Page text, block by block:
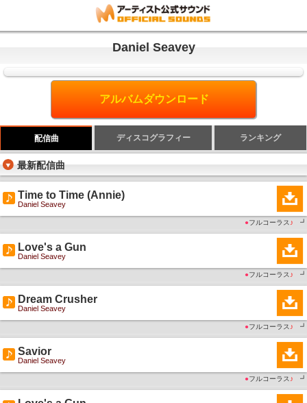
Daniel Seavey
アルバムダウンロード
配信曲 ディスコグラフィー ランキング
最新配信曲
Time to Time (Annie)
Daniel Seavey
●フルコーラス ♪ ┛
Love's a Gun
Daniel Seavey
●フルコーラス ♪ ┛
Dream Crusher
Daniel Seavey
●フルコーラス ♪ ┛
Savior
Daniel Seavey
●フルコーラス ♪ ┛